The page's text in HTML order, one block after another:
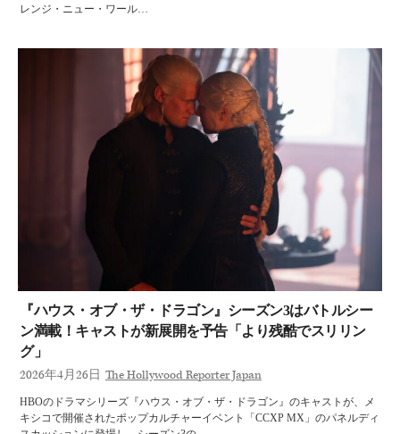
レンジ・ニュー・ワール…
『ハウス・オブ・ザ・ドラゴン』シーズン3はバトルシー
ン満載！キャストが新展開を予告「より残酷でスリリン
グ」
2026年4月26日 The Hollywood Reporter Japan
HBOのドラマシリーズ『ハウス・オブ・ザ・ドラゴン』のキャストが、メ
キシコで開催されたポップカルチャーイベント「CCXP MX」のパネルディ